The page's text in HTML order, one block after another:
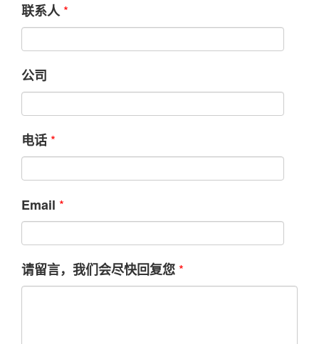
联系人 *
公司
电话 *
Email *
请留言，我们会尽快回复您 *